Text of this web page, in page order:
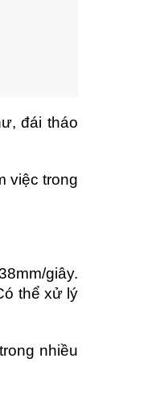
đái tháo
việc trong
giây.
thể xử lý
nhiều